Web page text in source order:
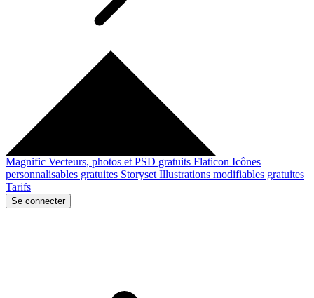
Magnific Vecteurs, photos et PSD gratuits Flaticon Icônes
personnalisables gratuites Storyset Illustrations modifiables gratuites
Tarifs
Se connecter